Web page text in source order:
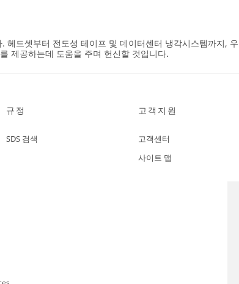
드셋부터 전도성 테이프 및 데이터센터 냉각시스템까지,
제공하는데 도움을 주며 헌신할 것입니다.
규정
SDS 검색
고객지원
고객센터
사이트 맵